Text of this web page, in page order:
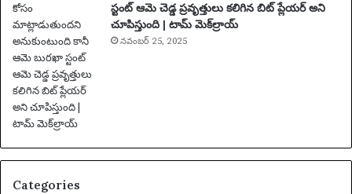
లు
|
ఫు
ట్‌
బా
ల్
వా
ర్త
స్టంట్ ఆమె చెడ్డ ప్రవృత్తులు కలిగిన బిట్ ప్లేయర్ అని
చూపిస్తుంది | టామ్ మెక్‌ల్రాయ్
నవంబర్ 25, 2025
Categories